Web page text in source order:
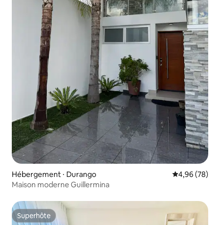
Hébergement ⋅ Durango Évaluation
4,96 (78)
Maison moderne Guillermina
Superhôte
Superhôte